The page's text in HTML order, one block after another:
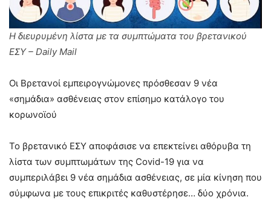
Η διευρυμένη λίστα με τα συμπτώματα του βρετανικού
ΕΣΥ – Daily Mail
Οι Βρετανοί εμπειρογνώμονες πρόσθεσαν 9 νέα
«σημάδια» ασθένειας στον επίσημο κατάλογο του
κορωνοϊού
Το βρετανικό ΕΣΥ αποφάσισε να επεκτείνει αθόρυβα τη
λίστα των συμπτωμάτων της Covid-19 για να
συμπεριλάβει 9 νέα σημάδια ασθένειας, σε μία κίνηση που
σύμφωνα με τους επικριτές καθυστέρησε… δύο χρόνια.